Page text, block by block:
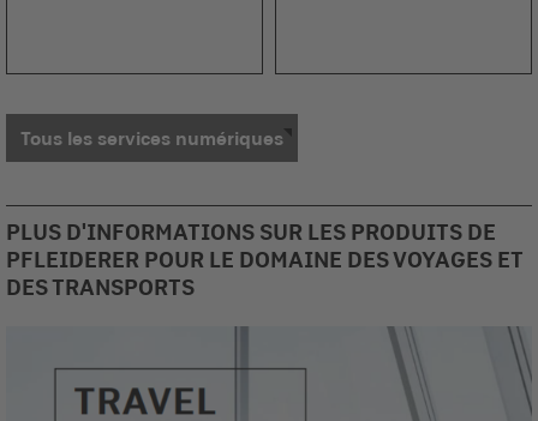
Tous les services numériques
PLUS D'INFORMATIONS SUR LES PRODUITS DE
PFLEIDERER POUR LE DOMAINE DES VOYAGES ET
DES TRANSPORTS